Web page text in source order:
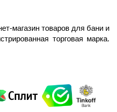
магазин товаров для бани и
торговая марка.